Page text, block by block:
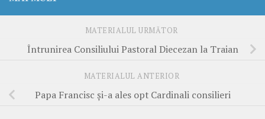
MATERIALUL URMĂTOR
Întrunirea Consiliului Pastoral Diecezan la Traian
MATERIALUL ANTERIOR
Papa Francisc şi-a ales opt Cardinali consilieri